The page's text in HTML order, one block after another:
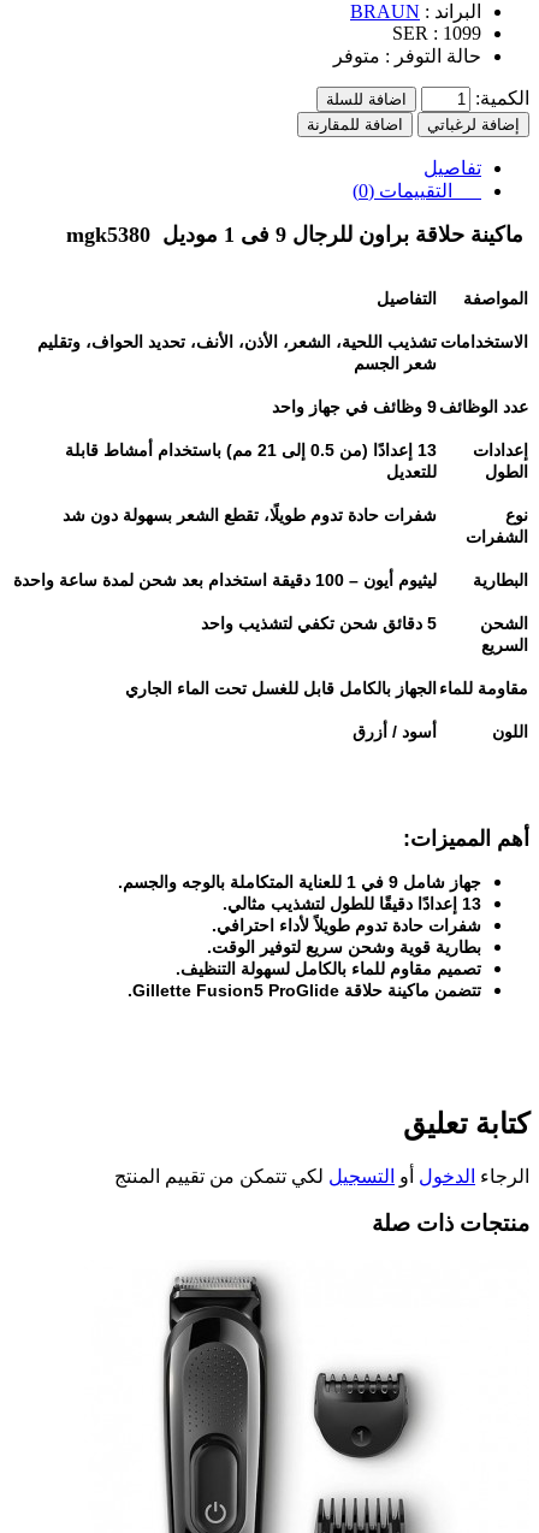
البراند : BRAUN
SER : 1099
حالة التوفر : متوفر
الكمية:
اضافة للسلة
إضافة لرغباتي
اضافة للمقارنة
تفاصيل
التقييمات (0)
ماكينة حلاقة براون للرجال 9 فى 1 موديل mgk5380
المواصفة التفاصيل
الاستخدامات تشذيب اللحية، الشعر، الأذن، الأنف، تحديد الحواف، وتقليم
شعر الجسم
عدد الوظائف9 وظائف في جهاز واحد
إعدادات
الطول
13
إعدادًا (من 0.5 إلى 21 مم) باستخدام أمشاط قابلة
للتعديل
نوع
الشفرات
شفرات حادة تدوم طويلًا، تقطع الشعر بسهولة دون شد
البطارية ليثيوم أيون – 100 دقيقة استخدام بعد شحن لمدة ساعة واحدة
الشحن
السريع
5 دقائق شحن تكفي لتشذيب واحد
مقاومة للماء الجهاز بالكامل قابل للغسل تحت الماء الجاري
اللون أسود / أزرق
أهم المميزات:
جهاز شامل 9 في 1 للعناية المتكاملة بالوجه والجسم
.
13 إعدادًا دقيقًا للطول لتشذيب مثالي.
شفرات حادة تدوم طويلاً لأداء احترافي.
بطارية قوية وشحن سريع لتوفير الوقت.
تصميم مقاوم للماء بالكامل لسهولة التنظيف.
تتضمن ماكينة حلاقة Gillette Fusion5 ProGlide.
كتابة تعليق
الرجاء الدخول أو التسجيل لكي تتمكن من تقييم المنتج
منتجات ذات صلة